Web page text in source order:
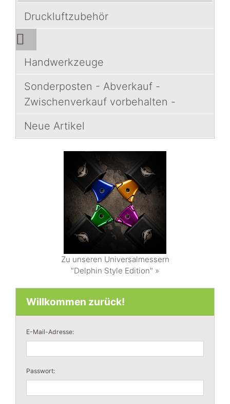
Druckluftzubehör
Handwerkzeuge
Sonderposten - Abverkauf -
Zwischenverkauf vorbehalten -
Neue Artikel
Zu unseren Universalmessern
"Delphin Style Edition" »
Willkommen zurück!
E-Mail-Adresse:
Passwort: